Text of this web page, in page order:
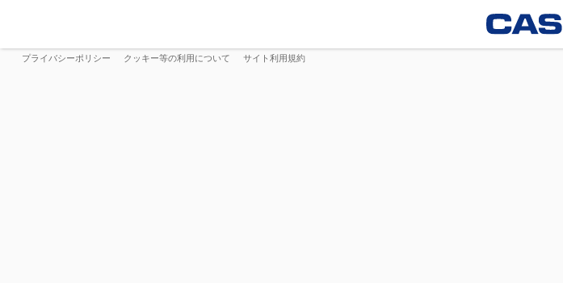
プライバシーポリシー クッキー等の利用について サイト利用規約